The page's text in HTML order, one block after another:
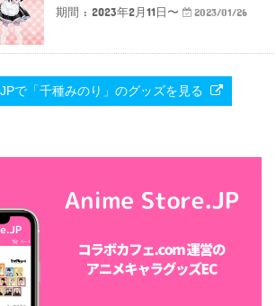
期間 : 2023年2月11日〜
2023/01/26
で「千種みのり」のグッズを見る